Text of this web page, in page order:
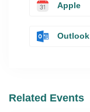
Apple
Outlook
Related Events